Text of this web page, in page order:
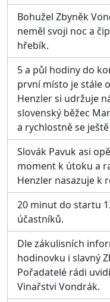
Bohužel Zbyněk
neměl svoji noc a
hřebík.
5 a půl hodiny do
první místo je stále
Henzler si udržuje
slovenský běžec
a rychlostně se
Slovák Pavuk asi
moment k útoku a
Henzler nasazuje k
20 minut do startu
účastníků.
Dle zákulisních
hodinovku i slavný
Pořadatelé rádi
Vinařstvi Vondrák.